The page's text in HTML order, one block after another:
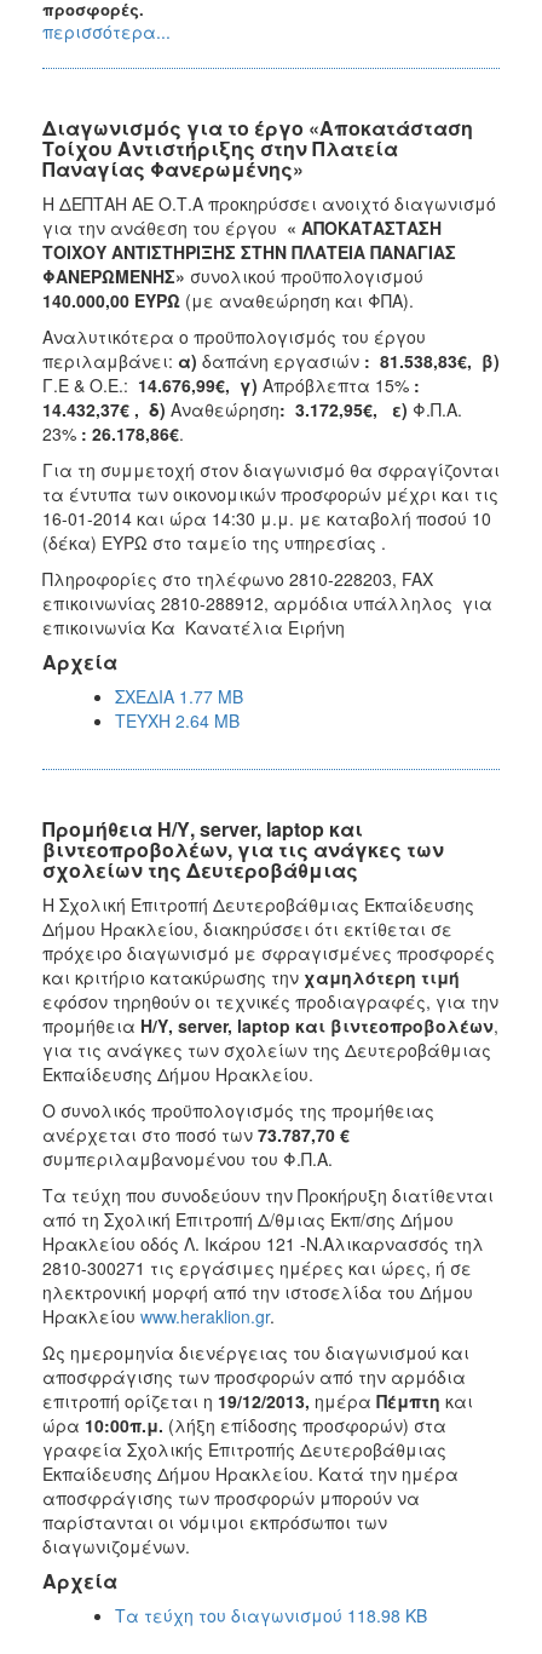
προσφορές.
περισσότερα...
Διαγωνισμός για το έργο «Αποκατάσταση
Τοίχου Αντιστήριξης στην Πλατεία
Παναγίας Φανερωμένης»
Η ΔΕΠΤΑΗ ΑΕ Ο.Τ.Α προκηρύσσει ανοιχτό διαγωνισμό
για την ανάθεση του έργου « ΑΠΟΚΑΤΑΣΤΑΣΗ
ΤΟΙΧΟΥ ΑΝΤΙΣΤΗΡΙΞΗΣ ΣΤΗΝ ΠΛΑΤΕΙΑ ΠΑΝΑΓΙΑΣ
ΦΑΝΕΡΩΜΕΝΗΣ» συνολικού προϋπολογισμού
140.000,00 ΕΥΡΩ (με αναθεώρηση και ΦΠΑ).
Αναλυτικότερα ο προϋπολογισμός του έργου
περιλαμβάνει: α) δαπάνη εργασιών : 81.538,83€, β)
Γ.Ε & Ο.Ε.: 14.676,99€, γ) Απρόβλεπτα 15% :
14.432,37€ , δ) Αναθεώρηση: 3.172,95€, ε) Φ.Π.Α.
23% : 26.178,86€.
Για τη συμμετοχή στον διαγωνισμό θα σφραγίζονται
τα έντυπα των οικονομικών προσφορών μέχρι και τις
16-01-2014 και ώρα 14:30 μ.μ. με καταβολή ποσού 10
(δέκα) ΕΥΡΩ στο ταμείο της υπηρεσίας .
Πληροφορίες στο τηλέφωνο 2810-228203, FAX
επικοινωνίας 2810-288912, αρμόδια υπάλληλος για
επικοινωνία Κα Κανατέλια Ειρήνη
Αρχεία
ΣΧΕΔΙΑ 1.77 MB
ΤΕΥΧΗ 2.64 MB
Προμήθεια Η/Υ, server, laptop και
βιντεοπροβολέων, για τις ανάγκες των
σχολείων της Δευτεροβάθμιας
H Σχολική Επιτροπή Δευτεροβάθμιας Εκπαίδευσης
Δήμου Ηρακλείου, διακηρύσσει ότι εκτίθεται σε
πρόχειρο διαγωνισμό με σφραγισμένες προσφορές
και κριτήριο κατακύρωσης την χαμηλότερη τιμή
εφόσον τηρηθούν οι τεχνικές προδιαγραφές, για την
προμήθεια Η/Υ, server, laptop και βιντεοπροβολέων,
για τις ανάγκες των σχολείων της Δευτεροβάθμιας
Εκπαίδευσης Δήμου Ηρακλείου.
Ο συνολικός προϋπολογισμός της προμήθειας
ανέρχεται στο ποσό των 73.787,70 €
συμπεριλαμβανομένου του Φ.Π.Α.
Τα τεύχη που συνοδεύουν την Προκήρυξη διατίθενται
από τη Σχολική Επιτροπή Δ/θμιας Εκπ/σης Δήμου
Ηρακλείου οδός Λ. Ικάρου 121 -Ν.Αλικαρνασσός τηλ
2810-300271 τις εργάσιμες ημέρες και ώρες, ή σε
ηλεκτρονική μορφή από την ιστοσελίδα του Δήμου
Ηρακλείου www.heraklion.gr.
Ως ημερομηνία διενέργειας του διαγωνισμού και
αποσφράγισης των προσφορών από την αρμόδια
επιτροπή ορίζεται η 19/12/2013, ημέρα Πέμπτη και
ώρα 10:00π.μ. (λήξη επίδοσης προσφορών) στα
γραφεία Σχολικής Επιτροπής Δευτεροβάθμιας
Εκπαίδευσης Δήμου Ηρακλείου. Κατά την ημέρα
αποσφράγισης των προσφορών μπορούν να
παρίστανται οι νόμιμοι εκπρόσωποι των
διαγωνιζομένων.
Αρχεία
Τα τεύχη του διαγωνισμού 118.98 KB